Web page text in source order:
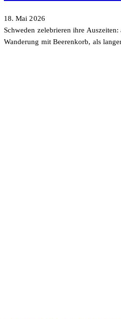
18. Mai 2026
Schweden zelebrieren ihre
Wanderung mit Beerenkorb, als